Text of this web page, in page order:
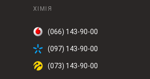
ХІМІЯ
(066) 143-90-00
(097) 143-90-00
(073) 143-90-00